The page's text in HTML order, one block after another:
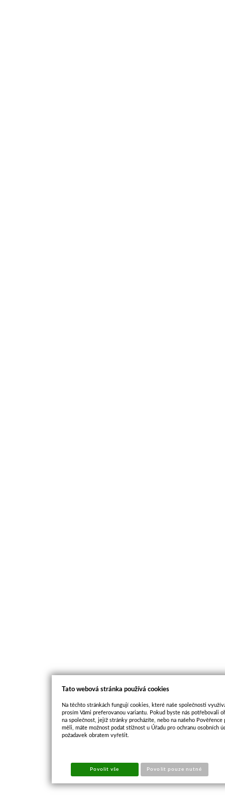
Tato webová stránka používá cookies
Na těchto stránkách fungují cookies, které naše společnosti
prosím Vámi preferovanou variantu. Pokud byste nás potřebovali
na společnost, jejíž stránky procházíte, nebo na našeho
měli, máte možnost podat stížnost u Úřadu pro ochranu osobních
požadavek obratem vyřešit.
Povolit vše Povolit pouze nutné